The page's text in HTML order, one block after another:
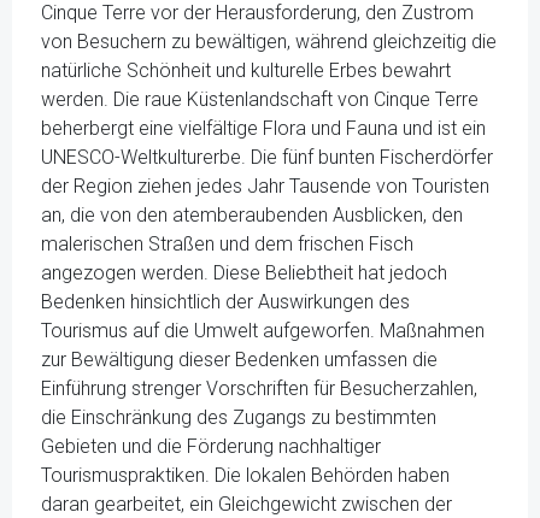
Cinque Terre vor der Herausforderung, den Zustrom
von Besuchern zu bewältigen, während gleichzeitig die
natürliche Schönheit und kulturelle Erbes bewahrt
werden. Die raue Küstenlandschaft von Cinque Terre
beherbergt eine vielfältige Flora und Fauna und ist ein
UNESCO-Weltkulturerbe. Die fünf bunten Fischerdörfer
der Region ziehen jedes Jahr Tausende von Touristen
an, die von den atemberaubenden Ausblicken, den
malerischen Straßen und dem frischen Fisch
angezogen werden. Diese Beliebtheit hat jedoch
Bedenken hinsichtlich der Auswirkungen des
Tourismus auf die Umwelt aufgeworfen. Maßnahmen
zur Bewältigung dieser Bedenken umfassen die
Einführung strenger Vorschriften für Besucherzahlen,
die Einschränkung des Zugangs zu bestimmten
Gebieten und die Förderung nachhaltiger
Tourismuspraktiken. Die lokalen Behörden haben
daran gearbeitet, ein Gleichgewicht zwischen der